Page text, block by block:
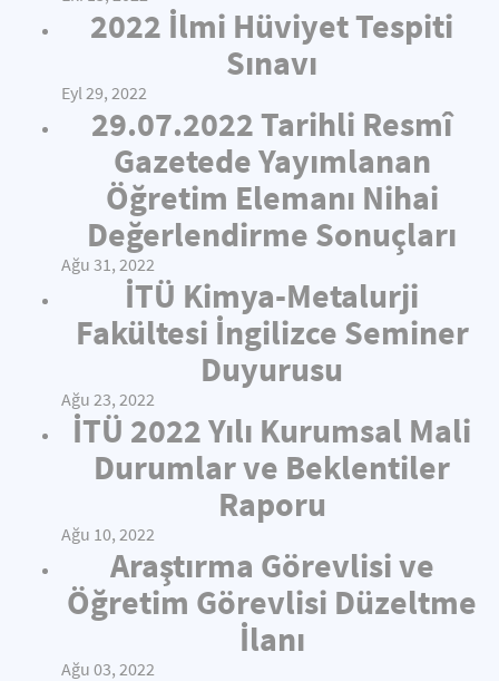
2022 İlmi Hüviyet Tespiti
Sınavı
Eyl 29, 2022
29.07.2022 Tarihli Resmî
Gazetede Yayımlanan
Öğretim Elemanı Nihai
Değerlendirme Sonuçları
Ağu 31, 2022
İTÜ Kimya-Metalurji
Fakültesi İngilizce Seminer
Duyurusu
Ağu 23, 2022
İTÜ 2022 Yılı Kurumsal Mali
Durumlar ve Beklentiler
Raporu
Ağu 10, 2022
Araştırma Görevlisi ve
Öğretim Görevlisi Düzeltme
İlanı
Ağu 03, 2022